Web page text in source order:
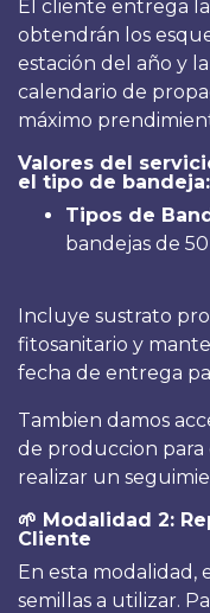
El cliente entrega
obtendrán los
estación del año y
calendario de
máximo
Valores del
el tipo de bandeja:
Tipos de
bandejas de
Incluye sustrato
fitosanitario y
fecha de entrega
Tambien damos
de produccion
realizar un
🌱 Modalidad 2:
Cliente
En esta modalidad,
semillas a utilizar.